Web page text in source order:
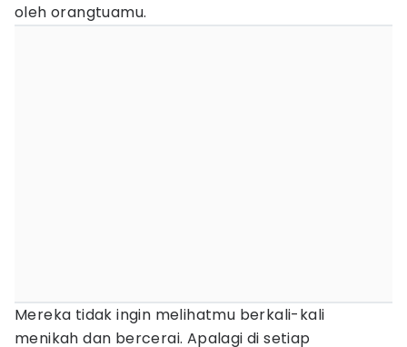
oleh orangtuamu.
Mereka tidak ingin melihatmu berkali-kali
menikah dan bercerai. Apalagi di setiap